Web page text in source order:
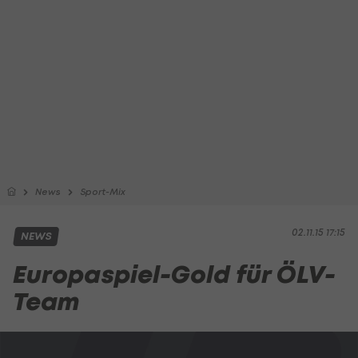
News Sport-Mix
02.11.15 17:15
NEWS
Europaspiel-Gold für ÖLV-
Team